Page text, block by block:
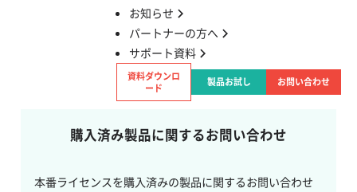
お知らせ
パートナーの方へ
サポート資料
資料ダウンロ
ード
製品お試し お問い合わせ
※販売パートナーをお探しのお客様は「 パートナー・ディスト
」をご覧ください。
購入済み製品に関するお問い合わせ
本番ライセンスを購入済みの製品に関するお問い合わせ